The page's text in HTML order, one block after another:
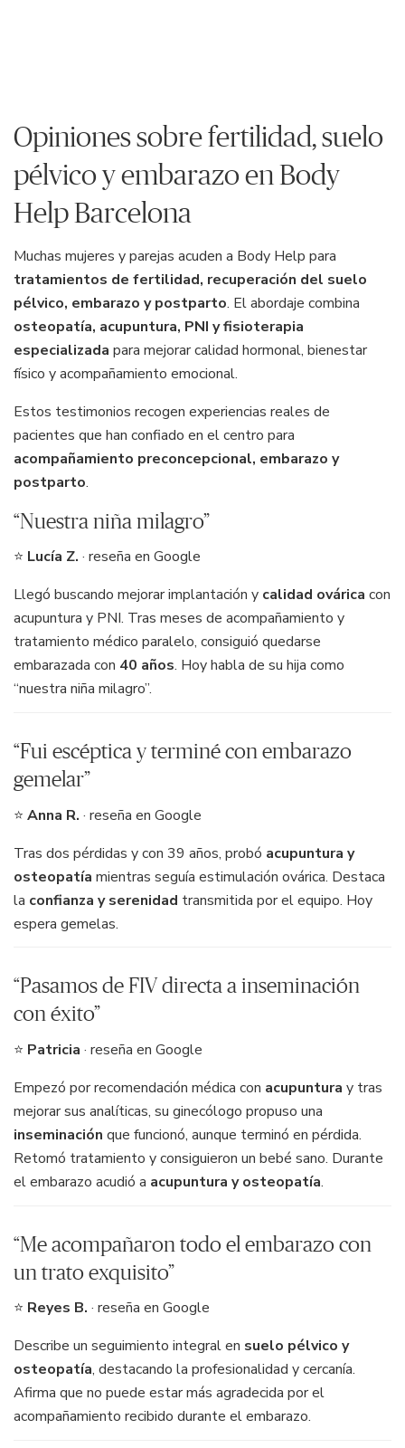
Opiniones sobre fertilidad, suelo
pélvico y embarazo en Body
Help Barcelona
Muchas mujeres y parejas acuden a Body Help para
tratamientos de fertilidad, recuperación del suelo
pélvico, embarazo y postparto. El abordaje combina
osteopatía, acupuntura, PNI y fisioterapia
especializada para mejorar calidad hormonal, bienestar
físico y acompañamiento emocional.
Estos testimonios recogen experiencias reales de
pacientes que han confiado en el centro para
acompañamiento preconcepcional, embarazo y
postparto.
“Nuestra niña milagro”
⭐ Lucía Z. · reseña en Google
Llegó buscando mejorar implantación y calidad ovárica con
acupuntura y PNI. Tras meses de acompañamiento y
tratamiento médico paralelo, consiguió quedarse
embarazada con 40 años. Hoy habla de su hija como
“nuestra niña milagro”.
“Fui escéptica y terminé con embarazo
gemelar”
⭐ Anna R. · reseña en Google
Tras dos pérdidas y con 39 años, probó acupuntura y
osteopatía mientras seguía estimulación ovárica. Destaca
la confianza y serenidad transmitida por el equipo. Hoy
espera gemelas.
“Pasamos de FIV directa a inseminación
con éxito”
⭐ Patricia · reseña en Google
Empezó por recomendación médica con acupuntura y tras
mejorar sus analíticas, su ginecólogo propuso una
inseminación que funcionó, aunque terminó en pérdida.
Retomó tratamiento y consiguieron un bebé sano. Durante
el embarazo acudió a acupuntura y osteopatía.
“Me acompañaron todo el embarazo con
un trato exquisito”
⭐ Reyes B. · reseña en Google
Describe un seguimiento integral en suelo pélvico y
osteopatía, destacando la profesionalidad y cercanía.
Afirma que no puede estar más agradecida por el
acompañamiento recibido durante el embarazo.